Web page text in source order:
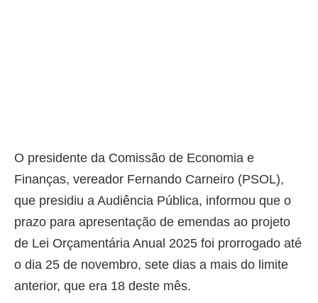
O presidente da Comissão de Economia e
Finanças, vereador Fernando Carneiro (PSOL),
que presidiu a Audiência Pública, informou que o
prazo para apresentação de emendas ao projeto
de Lei Orçamentária Anual 2025 foi prorrogado até
o dia 25 de novembro, sete dias a mais do limite
anterior, que era 18 deste mês.